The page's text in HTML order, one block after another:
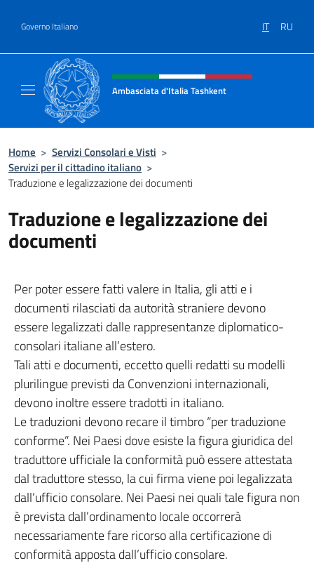
Governo Italiano IT RU
Intestazione sito, social e menù
Ambasciata d'Italia Tashkent
Home > Servizi Consolari e Visti >
Servizi per il cittadino italiano >
Traduzione e legalizzazione dei documenti
Traduzione e legalizzazione dei
documenti
Per poter essere fatti valere in Italia, gli atti e i
documenti rilasciati da autorità straniere devono
essere legalizzati dalle rappresentanze diplomatico-
consolari italiane all’estero.
Tali atti e documenti, eccetto quelli redatti su modelli
plurilingue previsti da Convenzioni internazionali,
devono inoltre essere tradotti in italiano.
Le traduzioni devono recare il timbro “per traduzione
conforme”. Nei Paesi dove esiste la figura giuridica del
traduttore ufficiale la conformità può essere attestata
dal traduttore stesso, la cui firma viene poi legalizzata
dall’ufficio consolare. Nei Paesi nei quali tale figura non
è prevista dall’ordinamento locale occorrerà
necessariamente fare ricorso alla certificazione di
conformità apposta dall’ufficio consolare.